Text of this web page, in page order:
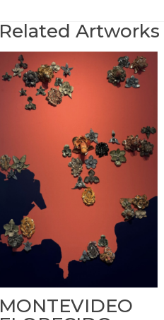
Related Artworks
MONTEVIDEO